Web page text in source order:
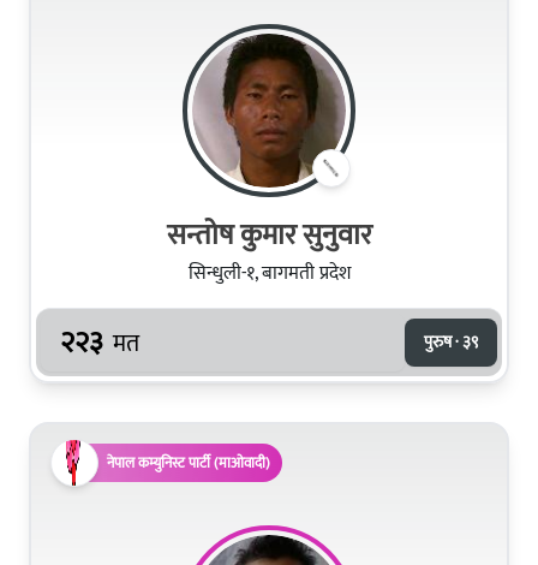
सन्तोष कुमार सुनुवार
सिन्धुली-१, बागमती प्रदेश
२२३ मत पुरुष · ३९
नेपाल कम्युनिस्ट पार्टी (माओवादी)